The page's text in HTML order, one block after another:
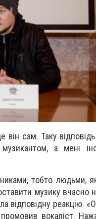
він сам. Таку
а мені
тобто людьми,
музику вчасно
відповідну реакцію.
вокаліст.